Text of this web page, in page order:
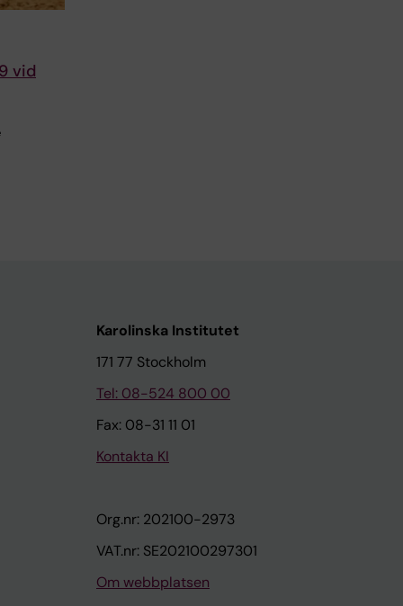
vid
Karolinska Institutet
171 77 Stockholm
Tel: 08-524 800 00
Fax: 08-31 11 01
Kontakta KI
Org.nr: 202100-2973
VAT.nr: SE202100297301
Om webbplatsen